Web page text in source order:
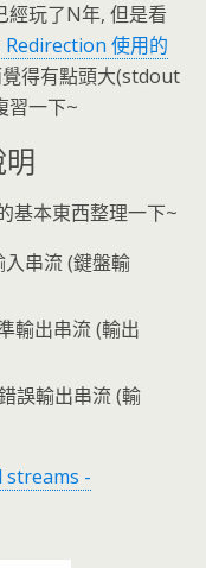
經玩了N年, 但是看
Redirection 使用的
得有點頭大(stdout
習一下~
明
基本東西整理一下~
串流 (鍵盤輸
輸出串流 (輸出
誤輸出串流 (輸
streams -